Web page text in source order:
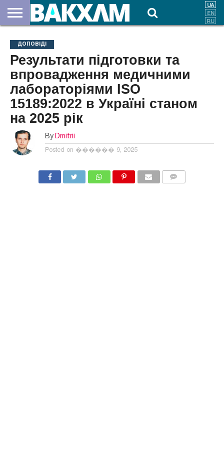
НАС
ВНЕСКИ
ДОКУМЕНТИ
НОВИНИ
КОНТАКТИ
ДОПОВІДІ
Результати підготовки та
впровадження медичними
лабораторіями ISO
15189:2022 в Україні станом
на 2025 рік
By Dmitrii
Posted on ������ 9, 2025